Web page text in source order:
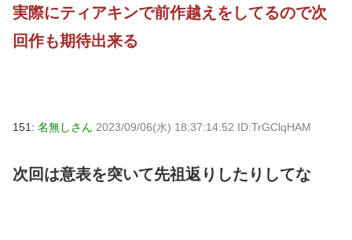
実際にティアキンで前作越えをしてるので次
回作も期待出来る
151: 名無しさん 2023/09/06(水) 18:37:14.52 ID:TrGClqHAM
次回は意表を突いて先祖返りしたりしてな